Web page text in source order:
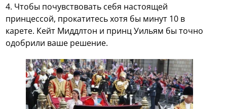
4. Чтобы почувствовать себя настоящей
принцессой, прокатитесь хотя бы минут 10 в
карете. Кейт Миддлтон и принц Уильям бы точно
одобрили ваше решение.